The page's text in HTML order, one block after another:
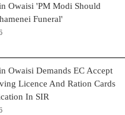
Owaisi 'PM Modi Should
Funeral'
Owaisi Demands EC Accept
Licence And Ration Cards
In SIR